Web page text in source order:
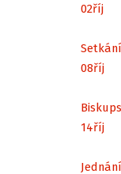
02říj
08říj
14říj